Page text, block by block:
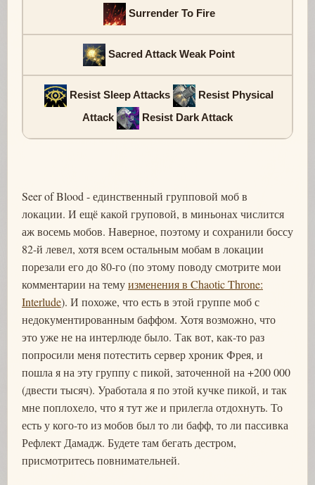
Surrender To Fire
Sacred Attack Weak Point
Resist Sleep Attacks
Resist Physical
Attack
Resist Dark Attack
Seer of Blood - единственный групповой моб в
локации. И ещё какой груповой, в миньонах числится
аж восемь мобов. Наверное, поэтому и сохранили боссу
82-й левел, хотя всем остальным мобам в локации
порезали его до 80-го (по этому поводу смотрите мои
комментарии на темуизменения в Chaotic Throne:
Interlude). И похоже, что есть в этой группе моб с
недокументированным баффом. Хотя возможно, что
это уже не на интерлюде было. Так вот, как-то раз
попросили меня потестить сервер хроник Фрея, и
пошла я на эту группу с пикой, заточенной на +200 000
(двести тысяч). Уработала я по этой кучке пикой, и так
мне поплохело, что я тут же и прилегла отдохнуть. То
есть у кого-то из мобов был то ли бафф, то ли пассивка
Рефлект Дамадж. Будете там бегать дестром,
присмотритесь повнимательней.